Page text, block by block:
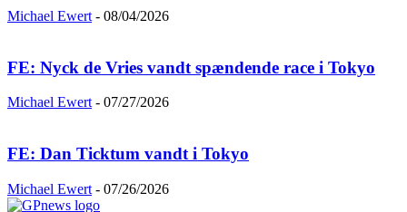
Michael Ewert - 08/04/2026
FE: Nyck de Vries vandt spændende race i Tokyo
Michael Ewert - 07/27/2026
FE: Dan Ticktum vandt i Tokyo
Michael Ewert - 07/26/2026